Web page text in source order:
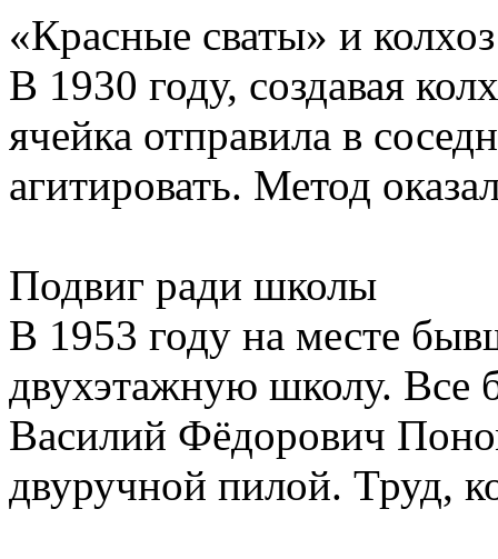
«Красные сваты» и колхоз
В 1930 году, создавая
ячейка отправила в
агитировать. Метод
Подвиг ради школы
В 1953 году на месте
двухэтажную школу. Все
Василий Фёдорович
двуручной пилой. Труд,